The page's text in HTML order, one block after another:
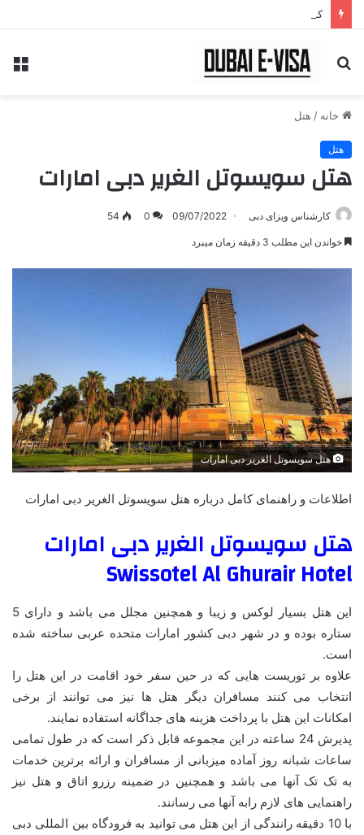
کد های تخفیف سایت
جستجو
خانه / هتل
هتل
هتل سویسوتل الغریر دبی امارات
کارشناس ویزای دبی 09/07/2022
0
54
خواندن این مطلب 3 دقیقه زمان میبرد
هتل سویسوتل الغریر دبی امارات
اطلاعات و راهنمای کامل درباره هتل سویسوتل الغریر دبی امارات
هتل سویسوتل الغریر دبی امارات
Swissotel Al Ghurair Hotel
این هتل بسیار لوکس و زیبا و همچنین مجلل می باشد و دارای 5
ستاره بوده و در شهر دبی کشور امارات متحده عربی ساخته شده
است.
علاوه بر توریست هایی که در حین سفر خود اقامت در این هتل را
انتخاب می کنند مسافران دیگر هتل ها نیز می توانند از برخی
امکانات این هتل با پرداخت هزینه های جداگانه استفاده نمایند.
پذیرش 24 ساعته در این مجموعه قابل ذکر است که در طول تمامی
ساعات شبانه روز آماده میزبانی از مسافران و ارائه برترین خدمات
به تک تک آنها می باشد و همچنین در ضمینه رزرو اتاق و هتل نیز
راهنمایی های لازم رابه آنها می رسانند.
با 10 دقیقه رانندگی از این هتل می توانید به فرودگاه بین المللی دبی